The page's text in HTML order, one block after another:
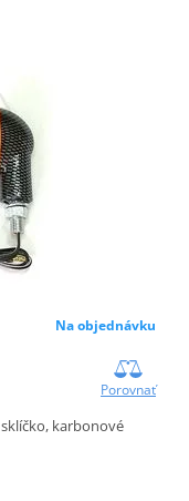
Na objednávku
Porovnať
sklíčko, karbonové